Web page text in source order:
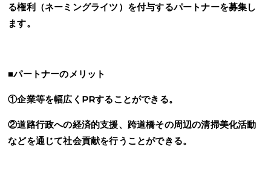
る権利（ネーミングライツ）を付与するパートナーを募集し
ます。
■パートナーのメリット
①企業等を幅広くPRすることができる。
②道路行政への経済的支援、跨道橋その周辺の清掃美化活動
などを通じて社会貢献を行うことができる。